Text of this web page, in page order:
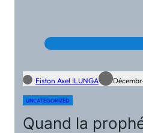
Fiston Axel ILUNGA
UNCATEGORIZED
Quand la